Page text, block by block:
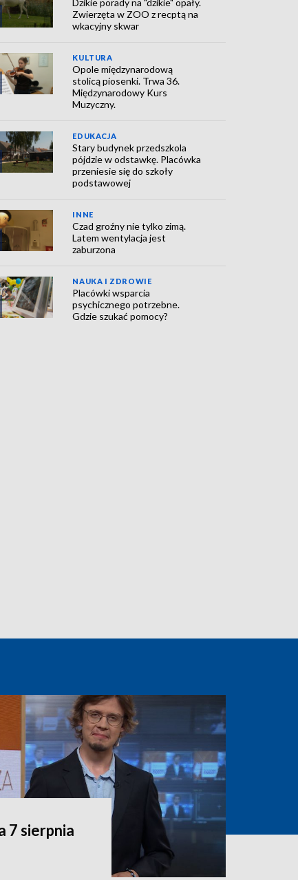
Zwierzęta w ZOO z recptą na
wkacyjny skwar
KULTURA
Opole międzynarodową
stolicą piosenki. Trwa 36.
Międzynarodowy Kurs
Muzyczny.
EDUKACJA
Stary budynek przedszkola
pójdzie w odstawkę. Placówka
przeniesie się do szkoły
podstawowej
INNE
Czad groźny nie tylko zimą.
Latem wentylacja jest
zaburzona
NAUKA I ZDROWIE
Placówki wsparcia
psychicznego potrzebne.
Gdzie szukać pomocy?
7 sierpnia